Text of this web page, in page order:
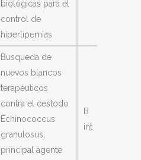
biológicas para el
control de
hiperlipemias
Busqueda de
nuevos blancos
terapéuticos
contra el cestodo
Echinococcus
granulosus,
principal agente
B
int